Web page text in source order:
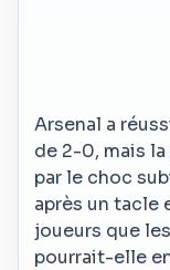
Arsenal a
de 2-0, mais
par le choc
après un tacle
joueurs que
pourrait-elle